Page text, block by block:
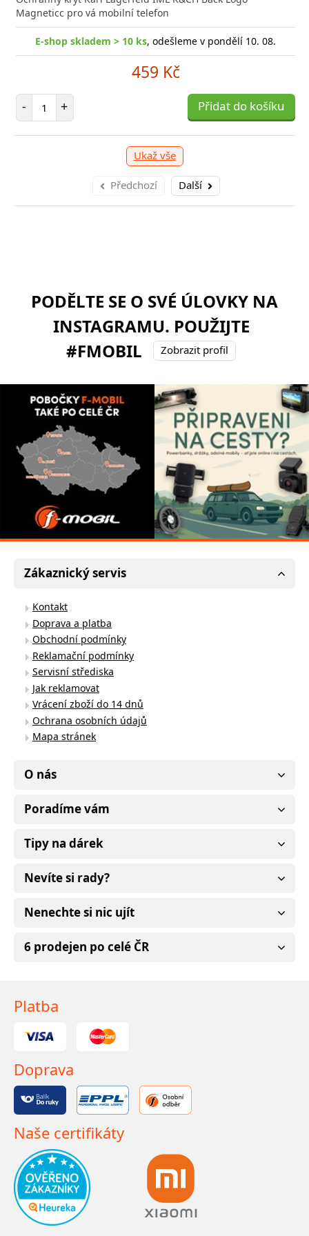
Magneticc pro vá mobilní telefon
E-shop skladem > 10 ks, odešleme v pondělí 10. 08.
459 Kč
- Počet položek
+ Přidat do košíku
Ukaž vše
Předchozí Další
skladem > 10 ks, odešleme v pondělí 10. 08.
položek Přidat do košíku -
PODĚLTE SE O SVÉ ÚLOVKY NA
INSTAGRAMU. POUŽIJTE
#FMOBIL
Zobrazit profil
Zákaznický servis
Kontakt
Doprava a platba
Obchodní podmínky
Reklamační podmínky
Servisní střediska
Jak reklamovat
Vrácení zboží do 14 dnů
Ochrana osobních údajů
Mapa stránek
O nás
Poradíme vám
Tipy na dárek
Nevíte si rady?
Nenechte si nic ujít
6 prodejen po celé ČR
Platba
Doprava
Naše certifikáty